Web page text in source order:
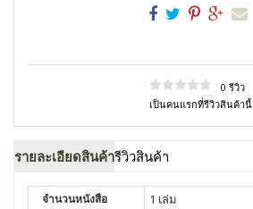
0 รีวิว
เป็นคนแรกที่รีวิวสินค้านี้
รายละเอียดสินค้ารีวิวสินค้า
จำนวนหนังสือ 1 เล่ม